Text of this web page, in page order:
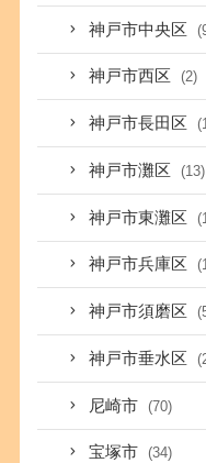
神戸市中央区
神戸市西区 (2)
神戸市長田区
神戸市灘区 (13)
神戸市東灘区
神戸市兵庫区
神戸市須磨区
神戸市垂水区
尼崎市 (70)
宝塚市 (34)